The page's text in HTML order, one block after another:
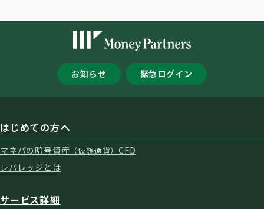
お知らせ 緊急ログイン
はじめての方へ
マネパの暗号資産 （仮想通貨）CFD
レバレッジとは
サービス詳細